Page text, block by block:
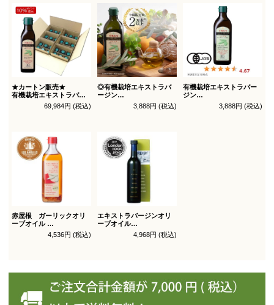
★カートン販売★
有機栽培エキストラバー
オリーブオイル ブレンド
69,984円 (税込)
◎有機栽培エキストラバ
ージン
オリーブオイル ブレンド
3,888円 (税込)
有機栽培エキストラバー
ジン
オリーブオイル シングル
3,888円 (税込)
赤屋根 ガーリックオリ
ーブオイル
4,536円 (税込)
エキストラバージンオリ
ーブオイル
トルトサ 450g 1本箱入
（スペイン自社農園産）
4,968円 (税込)